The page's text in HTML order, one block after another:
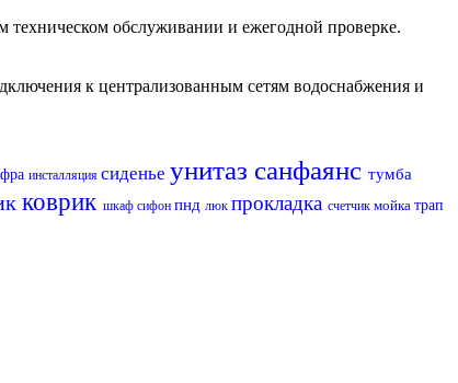
техническом обслуживании и ежегодной проверке.
к централизованным сетям водоснабжения и
инсталляция сиденье унитаз санфаянс тумба
коврик шкаф сифон пнд люк прокладка счетчик мойка трап